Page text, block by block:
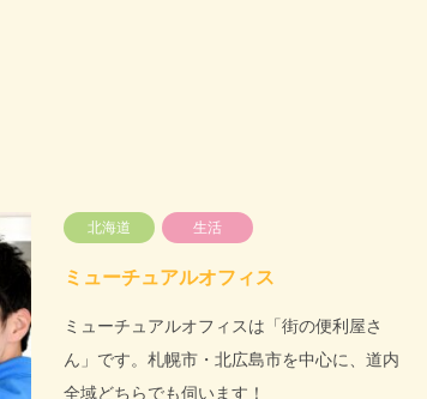
北海道 生活
ミューチュアルオフィス
ミューチュアルオフィスは「街の便利屋さ
ん」です。札幌市・北広島市を中心に、道内
全域どちらでも伺います！